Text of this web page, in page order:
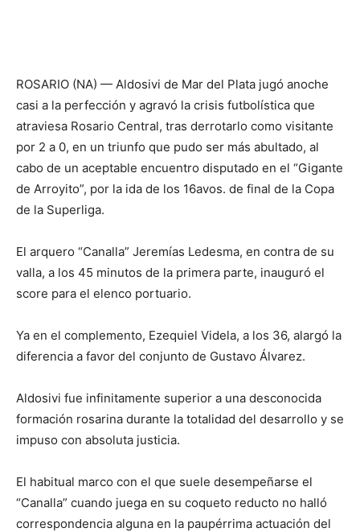
ROSARIO (NA) — Aldosivi de Mar del Plata jugó anoche
casi a la perfección y agravó la crisis futbolística que
atraviesa Rosario Central, tras derrotarlo como visitante
por 2 a 0, en un triunfo que pudo ser más abultado, al
cabo de un aceptable encuentro disputado en el “Gigante
de Arroyito”, por la ida de los 16avos. de final de la Copa
de la Superliga.
El arquero “Canalla” Jeremías Ledesma, en contra de su
valla, a los 45 minutos de la primera parte, inauguró el
score para el elenco portuario.
Ya en el complemento, Ezequiel Videla, a los 36, alargó la
diferencia a favor del conjunto de Gustavo Álvarez.
Aldosivi fue infinitamente superior a una desconocida
formación rosarina durante la totalidad del desarrollo y se
impuso con absoluta justicia.
El habitual marco con el que suele desempeñarse el
“Canalla” cuando juega en su coqueto reducto no halló
correspondencia alguna en la paupérrima actuación del